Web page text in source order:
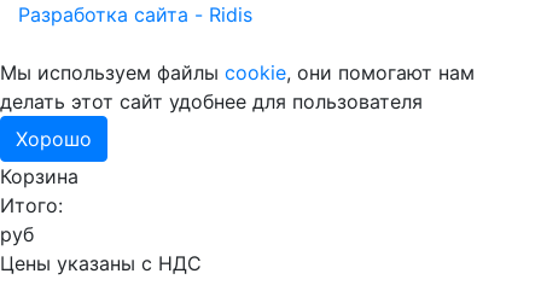
Разработка сайта - Ridis
Мы используем файлы cookie, они помогают нам
делать этот сайт удобнее для пользователя
Хорошо
Корзина
Итого:
руб
Цены указаны с НДС